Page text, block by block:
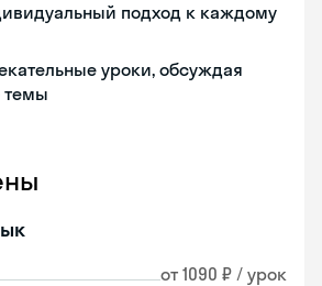
подход к каждому
уроки, обсуждая
темы
от 1090 ₽ / урок